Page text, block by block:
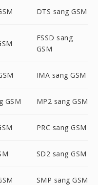
DTS sang GSM
FSSD sang
GSM
IMA sang GSM
GSM MP2 sang GSM
PRC sang GSM
SD2 sang GSM
SMP sang GSM